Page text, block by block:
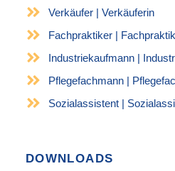
DOWNLOADS
Verkäufer | Verkäuferin
Fachpraktiker |
Industriekaufmann |
Pflegefachmann |
Sozialassistent |